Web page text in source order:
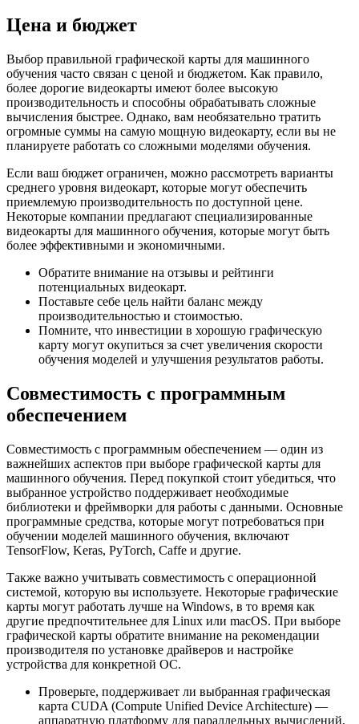
Цена и бюджет
Выбор правильной графической карты для машинного
обучения часто связан с ценой и бюджетом. Как правило,
более дорогие видеокарты имеют более высокую
производительность и способны обрабатывать сложные
вычисления быстрее. Однако, вам необязательно тратить
огромные суммы на самую мощную видеокарту, если вы не
планируете работать со сложными моделями обучения.
Если ваш бюджет ограничен, можно рассмотреть варианты
среднего уровня видеокарт, которые могут обеспечить
приемлемую производительность по доступной цене.
Некоторые компании предлагают специализированные
видеокарты для машинного обучения, которые могут быть
более эффективными и экономичными.
Обратите внимание на отзывы и рейтинги
потенциальных видеокарт.
Поставьте себе цель найти баланс между
производительностью и стоимостью.
Помните, что инвестиции в хорошую графическую
карту могут окупиться за счет увеличения скорости
обучения моделей и улучшения результатов работы.
Совместимость с программным
обеспечением
Совместимость с программным обеспечением — один из
важнейших аспектов при выборе графической карты для
машинного обучения. Перед покупкой стоит убедиться, что
выбранное устройство поддерживает необходимые
библиотеки и фреймворки для работы с данными. Основные
программные средства, которые могут потребоваться при
обучении моделей машинного обучения, включают
TensorFlow, Keras, PyTorch, Caffe и другие.
Также важно учитывать совместимость с операционной
системой, которую вы используете. Некоторые графические
карты могут работать лучше на Windows, в то время как
другие предпочтительнее для Linux или macOS. При выборе
графической карты обратите внимание на рекомендации
производителя по установке драйверов и настройке
устройства для конкретной ОС.
Проверьте, поддерживает ли выбранная графическая
карта CUDA (Compute Unified Device Architecture) —
аппаратную платформу для параллельных вычислений,